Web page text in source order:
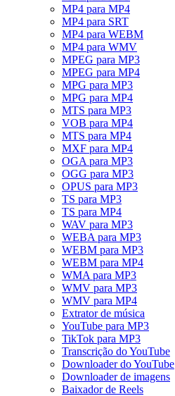
MP4 para MP4
MP4 para SRT
MP4 para WEBM
MP4 para WMV
MPEG para MP3
MPEG para MP4
MPG para MP3
MPG para MP4
MTS para MP3
VOB para MP4
MTS para MP4
MXF para MP4
OGA para MP3
OGG para MP3
OPUS para MP3
TS para MP3
TS para MP4
WAV para MP3
WEBA para MP3
WEBM para MP3
WEBM para MP4
WMA para MP3
WMV para MP3
WMV para MP4
Extrator de música
YouTube para MP3
TikTok para MP3
Transcrição do YouTube
Downloader do YouTube
Downloader de imagens
Baixador de Reels